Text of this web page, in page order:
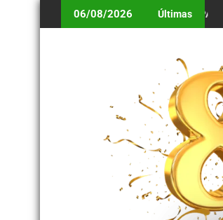
06/08/2026 Últimas
PARA BENEFICIÁRIOS
PREFEITURA DE MANAUS